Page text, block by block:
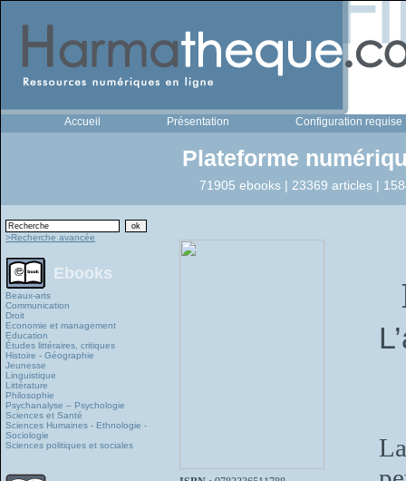
Accueil Présentation Configuration requise
Plateforme
71905 ebooks | 23369 articles |
>Recherche avancée
Ebooks
Beaux-arts
Communication
Droit
Economie et management
Education
Études littéraires, critiques
Histoire - Géographie
Jeunesse
Linguistique
Littérature
Philosophie
Psychanalyse – Psychologie
Sciences et Santé
Sciences Humaines - Ethnologie -
Sociologie
Sciences politiques et sociales